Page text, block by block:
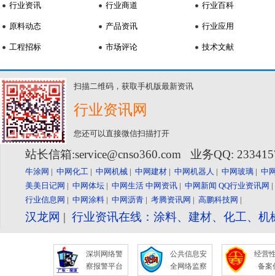
行业资讯
原料动态
工程招标
行业商道
产品资讯
市场评论
行业百科
行业应用
技术文献
扫描二维码，获取手机版最新资讯
行业资讯网
您还可以直接微信扫描打开
站长信箱:service@cnso360.com 业务QQ:
牛涂网 | 中网化工 | 中网机械 | 中网建材 | 中网机器人 | 中网玻璃 | 中
美美日记网 | 中网体坛 | 中网生活 中网资讯 | 中网新闻 QQ行业资讯网
行业信息网 | 中网涂料 | 中网沥青 | 考腾资讯网 | 高鹏科技网 |
汉龙网 | 行业资讯在线：涂料、建材、化工、
深圳网络警
察报警平台
公共信息安
全网络监察
经营
备案